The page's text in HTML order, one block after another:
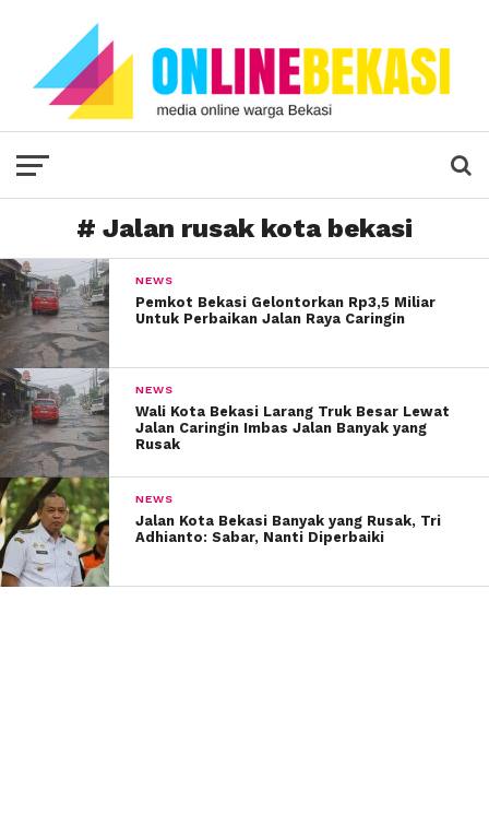
# Jalan rusak kota bekasi
NEWS
Pemkot Bekasi Gelontorkan Rp3,5 Miliar
Untuk Perbaikan Jalan Raya Caringin
NEWS
Wali Kota Bekasi Larang Truk Besar Lewat
Jalan Caringin Imbas Jalan Banyak yang
Rusak
NEWS
Jalan Kota Bekasi Banyak yang Rusak, Tri
Adhianto: Sabar, Nanti Diperbaiki